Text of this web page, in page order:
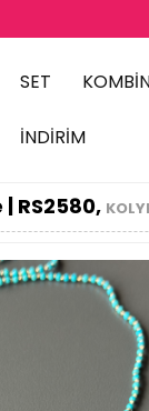
SET
İNDİRİM
RS2580,